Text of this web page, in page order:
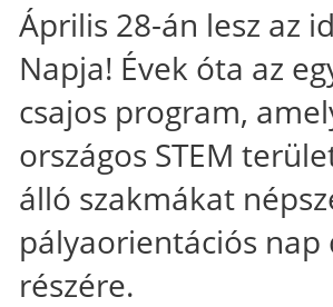
Április 28-án lesz az
Napja! Évek óta az
csajos program,
országos STEM
álló szakmákat
pályaorientációs nap
részére.